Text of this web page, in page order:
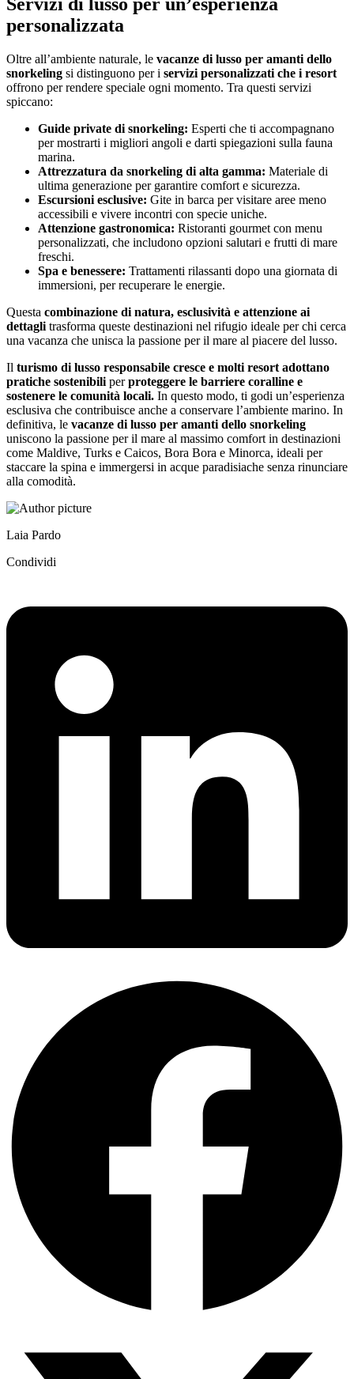
personalizzata
Oltre all’ambiente naturale, le vacanze di lusso per amanti dello
snorkeling si distinguono per i servizi personalizzati che i resort
offrono per rendere speciale ogni momento. Tra questi servizi
spiccano:
Guide private di snorkeling: Esperti che ti accompagnano
per mostrarti i migliori angoli e darti spiegazioni sulla fauna
marina.
Attrezzatura da snorkeling di alta gamma: Materiale di
ultima generazione per garantire comfort e sicurezza.
Escursioni esclusive: Gite in barca per visitare aree meno
accessibili e vivere incontri con specie uniche.
Attenzione gastronomica: Ristoranti gourmet con menu
personalizzati, che includono opzioni salutari e frutti di mare
freschi.
Spa e benessere: Trattamenti rilassanti dopo una giornata di
immersioni, per recuperare le energie.
Questa combinazione di natura, esclusività e attenzione ai
dettagli trasforma queste destinazioni nel rifugio ideale per chi cerca
una vacanza che unisca la passione per il mare al piacere del lusso.
Il turismo di lusso responsabile cresce e molti resort adottano
pratiche sostenibili perproteggere le barriere coralline e
sostenere le comunità locali. In questo modo, ti godi un’esperienza
esclusiva che contribuisce anche a conservare l’ambiente marino. In
definitiva, le vacanze di lusso per amanti dello snorkeling
uniscono la passione per il mare al massimo comfort in destinazioni
come Maldive, Turks e Caicos, Bora Bora e Minorca, ideali per
staccare la spina e immergersi in acque paradisiache senza rinunciare
alla comodità.
Laia Pardo
Condividi